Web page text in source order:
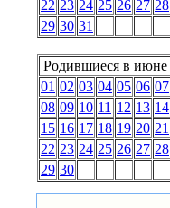
22 23 24 25 26 27 28
29 30 31
Родившиеся в июне
01 02 03 04 05 06 07
08 09 10 11 12 13 14
15 16 17 18 19 20 21
22 23 24 25 26 27 28
29 30